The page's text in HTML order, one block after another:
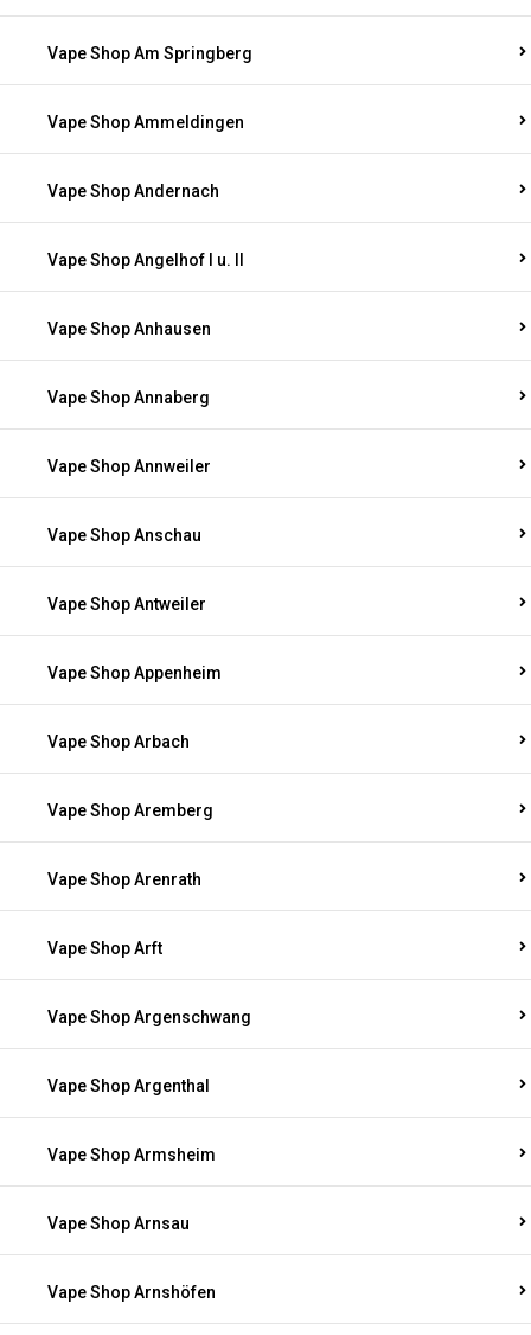
Vape Shop Am Springberg
Vape Shop Ammeldingen
Vape Shop Andernach
Vape Shop Angelhof I u. II
Vape Shop Anhausen
Vape Shop Annaberg
Vape Shop Annweiler
Vape Shop Anschau
Vape Shop Antweiler
Vape Shop Appenheim
Vape Shop Arbach
Vape Shop Aremberg
Vape Shop Arenrath
Vape Shop Arft
Vape Shop Argenschwang
Vape Shop Argenthal
Vape Shop Armsheim
Vape Shop Arnsau
Vape Shop Arnshöfen